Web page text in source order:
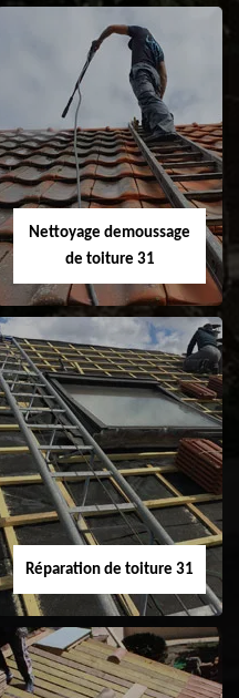
Isolation toiture 31
Nettoyage demoussage
de toiture 31
Nettoyage
demoussage de
toiture 31
Réparation de toiture 31